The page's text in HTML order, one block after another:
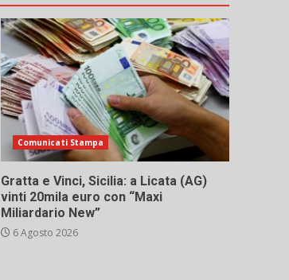
Comunicati Stampa
Gratta e Vinci, Sicilia: a Licata (AG)
vinti 20mila euro con “Maxi
Miliardario New”
6 Agosto 2026